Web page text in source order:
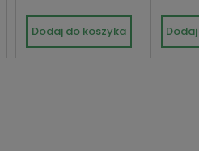
Dodaj do koszyka